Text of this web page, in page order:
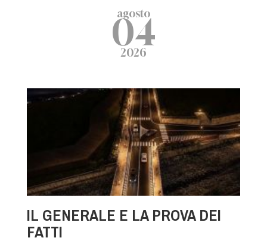
agosto
04
2026
IL GENERALE E LA PROVA DEI
FATTI